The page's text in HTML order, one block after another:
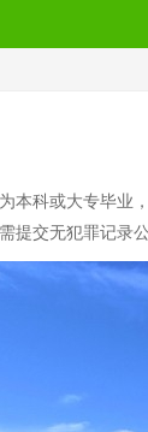
本科或大专毕
交无犯罪记录